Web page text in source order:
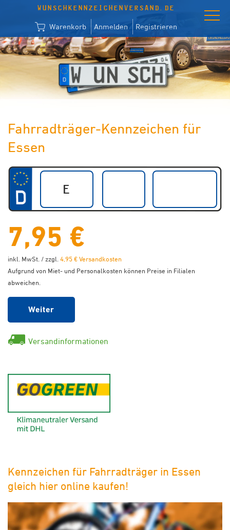
WUNSCHKENNZEICHENVERSAND.DE
Warenkorb Anmelden Registrieren
Fahrradträger-Kennzeichen für
Essen
7,95 €
inkl. MwSt. / zzgl. 4,95 € Versandkosten
Aufgrund von Miet- und Personalkosten können Preise in Filialen
abweichen.
Weiter
Versandinformationen
Kennzeichen für Fahrradträger in Essen
gleich hier online kaufen!